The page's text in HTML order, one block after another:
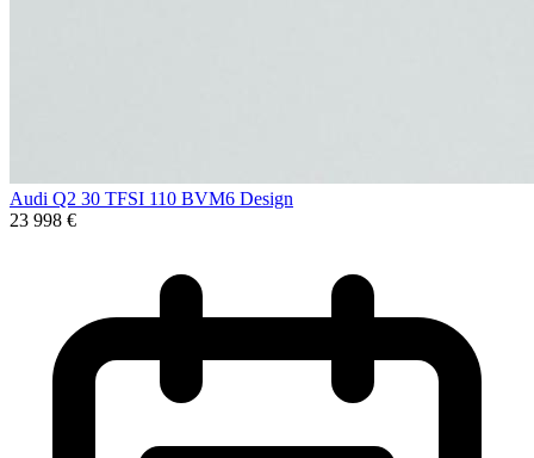
Audi Q2 30 TFSI 110 BVM6 Design
23 998 €